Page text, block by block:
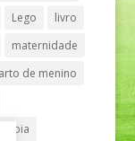
Lego
livro
maternidade
de menino